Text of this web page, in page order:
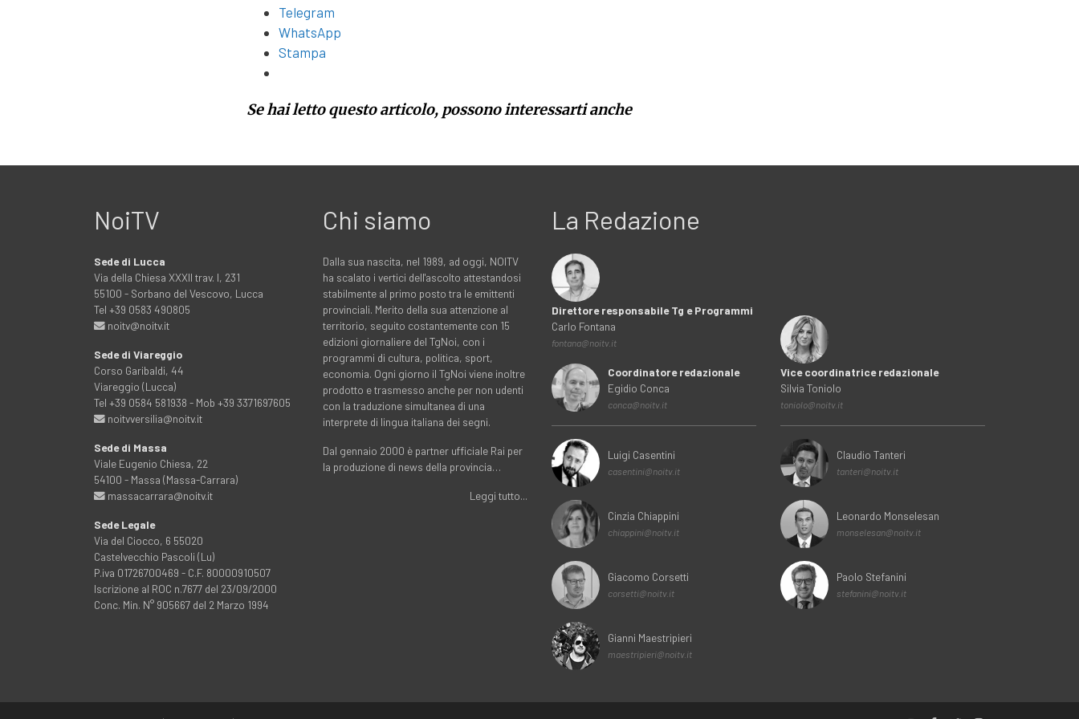
Telegram
WhatsApp
Stampa
Se hai letto questo articolo, possono interessarti anche
NoiTV
Sede di Lucca
Via della Chiesa XXXII trav. I, 231
55100 - Sorbano del Vescovo, Lucca
Tel +39 0583 490805
noitv@noitv.it
Sede di Viareggio
Corso Garibaldi, 44
Viareggio (Lucca)
Tel +39 0584 581938 - Mob +39 3371697605
noitvversilia@noitv.it
Sede di Massa
Viale Eugenio Chiesa, 22
54100 - Massa (Massa-Carrara)
massacarrara@noitv.it
Sede Legale
Via del Ciocco, 6 55020
Castelvecchio Pascoli (Lu)
P.iva 01726700469 - C.F. 80000910507
Iscrizione al ROC n.7677 del 23/09/2000
Conc. Min. N° 905667 del 2 Marzo 1994
Chi siamo
Dalla sua nascita, nel 1989, ad oggi, NOITV
ha scalato i vertici dell'ascolto attestandosi
stabilmente al primo posto tra le emittenti
provinciali. Merito della sua attenzione al
territorio, seguito costantemente con 15
edizioni giornaliere del TgNoi, con i
programmi di cultura, politica, sport,
economia. Ogni giorno il TgNoi viene inoltre
prodotto e trasmesso anche per non udenti
con la traduzione simultanea di una
interprete di lingua italiana dei segni.
Dal gennaio 2000 è partner ufficiale Rai per
la produzione di news della provincia…
Leggi tutto...
La Redazione
Direttore responsabile Tg e Programmi
Carlo Fontana
fontana@noitv.it
Coordinatore redazionale
Egidio Conca
conca@noitv.it
Luigi Casentini
casentini@noitv.it
Cinzia Chiappini
chiappini@noitv.it
Giacomo Corsetti
corsetti@noitv.it
Gianni Maestripieri
maestripieri@noitv.it
Vice coordinatrice redazionale
Silvia Toniolo
toniolo@noitv.it
Claudio Tanteri
tanteri@noitv.it
Leonardo Monselesan
monselesan@noitv.it
Paolo Stefanini
stefanini@noitv.it